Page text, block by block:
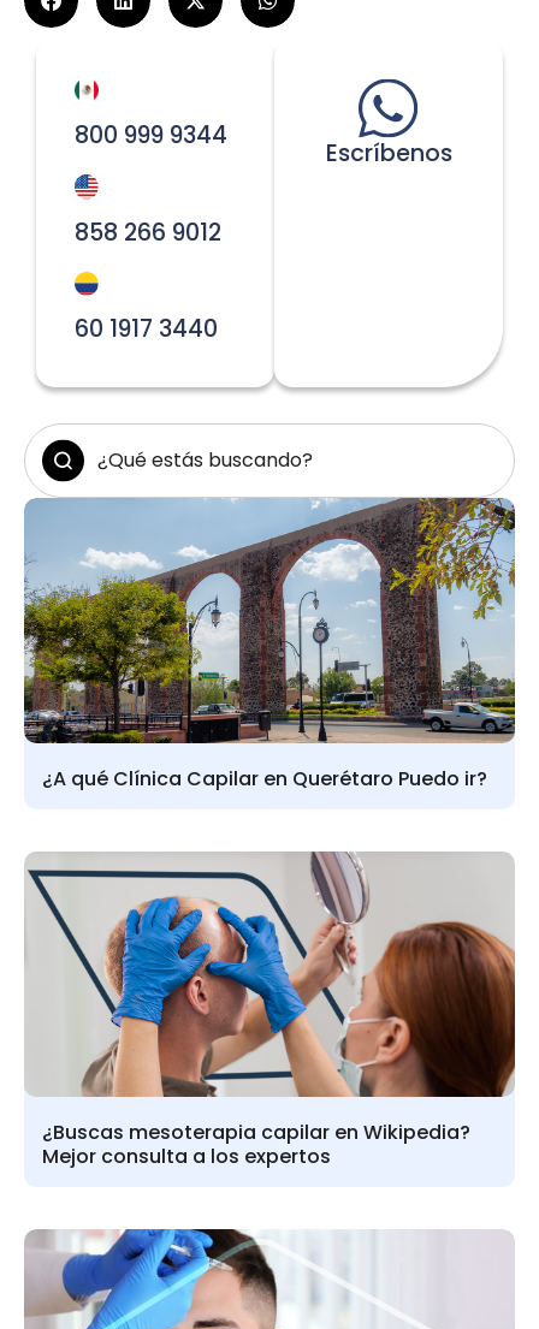
800 999 9344
858 266 9012
60 1917 3440
Escríbenos
¿A qué Clínica Capilar en Querétaro Puedo ir?
¿Buscas mesoterapia capilar en Wikipedia?
Mejor consulta a los expertos